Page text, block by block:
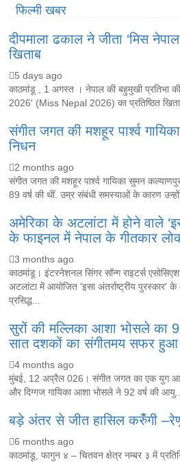
फिल्मी खबर
दीपमाला ढकाल ने जीता ‘मिस
खिताब
5 days ago
काठमांडू , 1 अगस्त । नेपाल की बहुमुखी प्रतिभा
2026' (Miss Nepal 2026) का प्रतिष्ठित
संगीत जगत की मशहूर पार्श्व
निधन
2 months ago
संगीत जगत की मशहूर पार्श्व गायिका सुमन
89 वर्ष की थीं. उम्र संबंधी समस्याओं के कारण
अमेरिका के अटलांटा में होने वाले
के फाइनल में नेपाल के गीतकार
3 months ago
काठमांडू। इंटरनेशनल सिंगर सॉन्ग राइटर्स
अटलांटा में आयोजित 'इसा अंतर्राष्ट्रीय
प्रसिद्ध...
सुरों की मल्लिका आशा भोसले का
सात दशकों का संगीतमय सफर हुआ
4 months ago
मुंबई, 12 अप्रैल 026। संगीत जगत का एक युग आज
और दिग्गज गायिका आशा भोसले ने 92 वर्ष की आयु...
बड़े अंतर से जीत हासिल करुँंगी
6 months ago
काठमांडू, फागुन ४ – चितवन क्षेत्र नम्बर ३ में